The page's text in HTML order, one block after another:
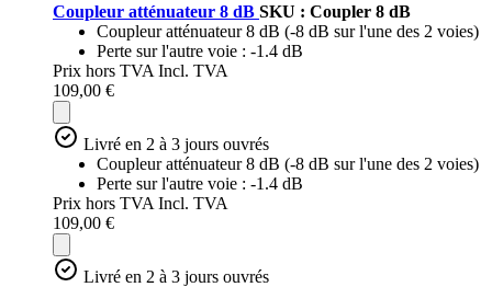
Coupleur atténuateur 8 dB SKU : Coupler 8 dB
Coupleur atténuateur 8 dB (-8 dB sur l'une des 2 voies)
Perte sur l'autre voie : -1.4 dB
Prix hors TVA Incl. TVA
109,00 €
Livré en 2 à 3 jours ouvrés
Coupleur atténuateur 8 dB (-8 dB sur l'une des 2 voies)
Perte sur l'autre voie : -1.4 dB
Prix hors TVA Incl. TVA
109,00 €
Livré en 2 à 3 jours ouvrés